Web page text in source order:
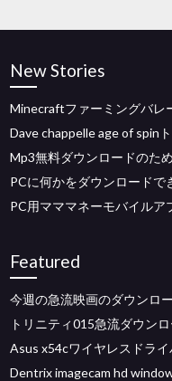
New Stories
Minecraftファーミングバレ
Dave chappelle age of spin
Mp3無料ダウンロードのた
PCに何かをダウンロードで
PC用マママネーモバイルア
Featured
今週の急流映画のダウンロ
トリニティ015急流ダウンロ
Asus x54cワイヤレスドラ
Dentrix imagecam hd